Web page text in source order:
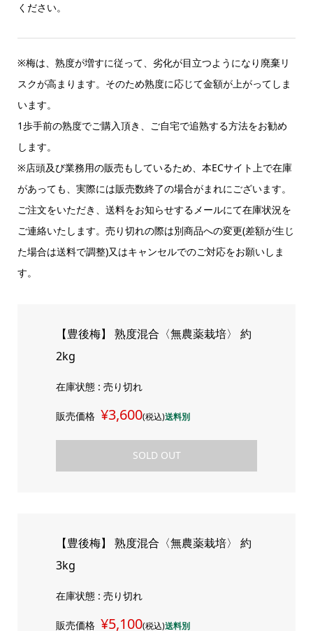
ください。
※梅は、熟度が増すに従って、劣化が目立つようになり廃棄リ
スクが高まります。そのため熟度に応じて金額が上がってしま
います。
1歩手前の熟度でご購入頂き、ご自宅で追熟する方法をお勧め
します。
※店頭及び業務用の販売もしているため、本ECサイト上で在庫
があっても、実際には販売数終了の場合がまれにございます。
ご注文をいただき、送料をお知らせするメールにて在庫状況を
ご連絡いたします。売り切れの際は別商品への変更(差額が生じ
た場合は送料で調整)又はキャンセルでのご対応をお願いしま
す。
【豊後梅】 熟度混合〈無農薬栽培〉 約
2kg
在庫状態 : 売り切れ
販売価格 ¥3,600(税込)送料別
SOLD OUT
【豊後梅】 熟度混合〈無農薬栽培〉 約
3kg
在庫状態 : 売り切れ
販売価格 ¥5,100(税込)送料別